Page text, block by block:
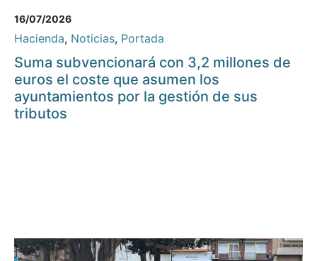
16/07/2026
Hacienda, Noticias, Portada
Suma subvencionará con 3,2 millones de
euros el coste que asumen los
ayuntamientos por la gestión de sus
tributos